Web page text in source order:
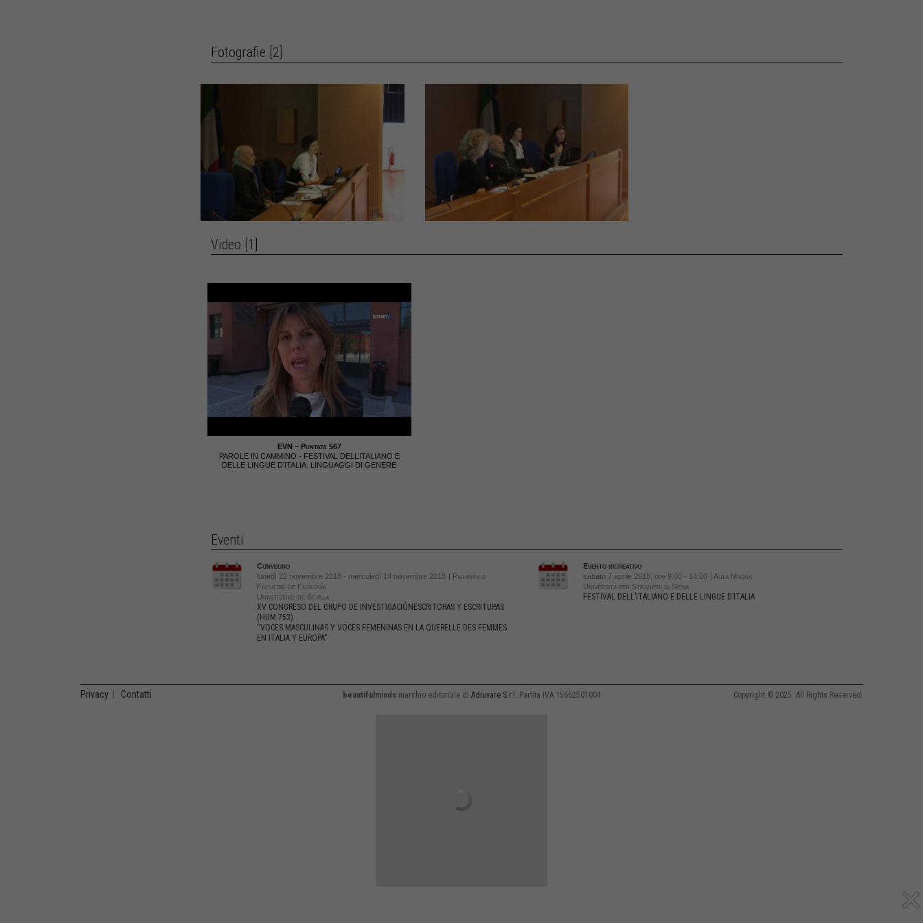
Fotografie [2]
Video [1]
EVN – Puntata 567
PAROLE IN CAMMINO - FESTIVAL DELL’ITALIANO E
DELLE LINGUE D’ITALIA. LINGUAGGI DI GENERE
Eventi
Convegno
lunedì 12 novembre 2018 - mercoledì 14 novembre 2018
| Paraninfo
Facultad de Filología
Universidad de Sevilla
XV CONGRESO DEL GRUPO DE INVESTIGACIÓNESCRITORAS Y ESCRITURAS
(HUM 753)
“VOCES MASCULINAS Y VOCES FEMENINAS EN LA QUERELLE DES FEMMES
EN ITALIA Y EUROPA”
Evento ricreativo
sabato 7 aprile 2018, ore 9:00 - 14:00
| Aula Magna
Università per Stranieri di Siena
FESTIVAL DELL’ITALIANO E DELLE LINGUE D’ITALIA
Privacy Contatti beautifulminds marchio editoriale di Adiuvare S.r.l. Partita IVA 15662501004 Copyright © 2025. All Rights Reserved.